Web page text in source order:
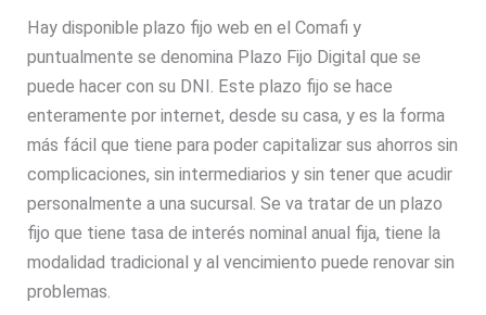
Hay disponible plazo fijo web en el Comafi y
puntualmente se denomina Plazo Fijo Digital que se
puede hacer con su DNI. Este plazo fijo se hace
enteramente por internet, desde su casa, y es la forma
más fácil que tiene para poder capitalizar sus ahorros sin
complicaciones, sin intermediarios y sin tener que acudir
personalmente a una sucursal. Se va tratar de un plazo
fijo que tiene tasa de interés nominal anual fija, tiene la
modalidad tradicional y al vencimiento puede renovar sin
problemas.